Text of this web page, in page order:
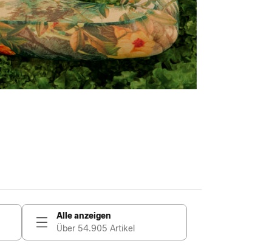
Alle anzeigen
Über 54.905 Artikel